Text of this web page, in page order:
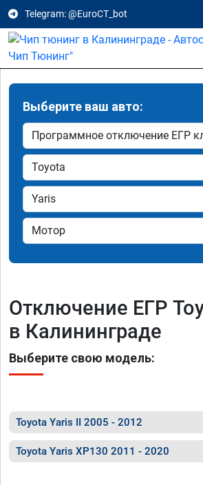
Telegram: @EuroCT_bot
Выберите ваш авто:
Отключение ЕГР
в Калининграде
Выберите свою модель:
Toyota Yaris II 2005 - 2012
Toyota Yaris XP130 2011 - 2020